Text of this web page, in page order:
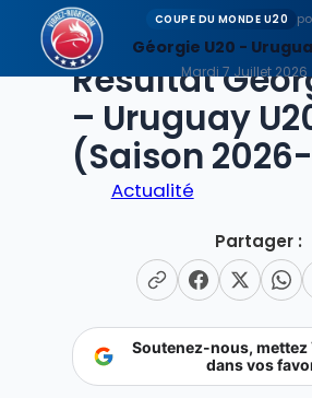
contenu
EN DIRECT
Résultat
– Uruguay
(Saison
Actualité
Partager :
Soutenez-nous, mettez
dans vos
COUPE DU MONDE U20
Géorgie U20 -
Mardi 7 Juillet 2026